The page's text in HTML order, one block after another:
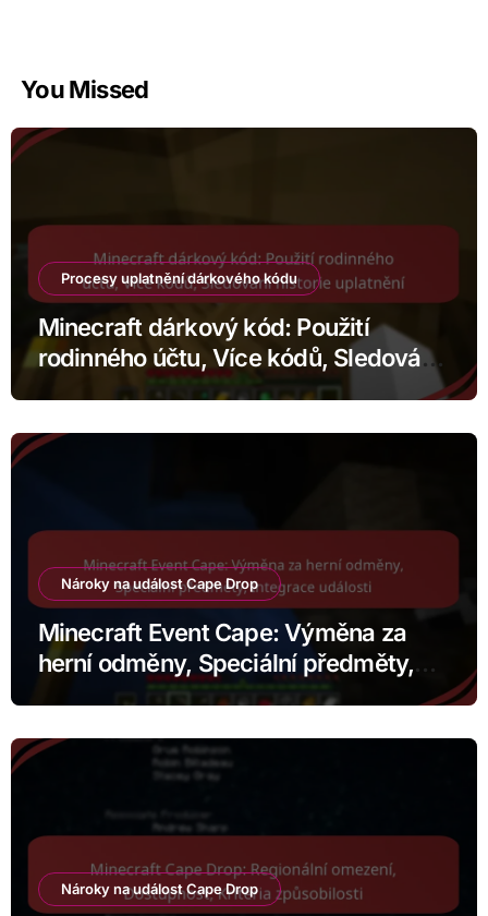
You Missed
Procesy uplatnění dárkového kódu
Minecraft dárkový kód: Použití
rodinného účtu, Více kódů, Sledování
historie uplatnění
Nároky na událost Cape Drop
Minecraft Event Cape: Výměna za
herní odměny, Speciální předměty,
Integrace události
Nároky na událost Cape Drop